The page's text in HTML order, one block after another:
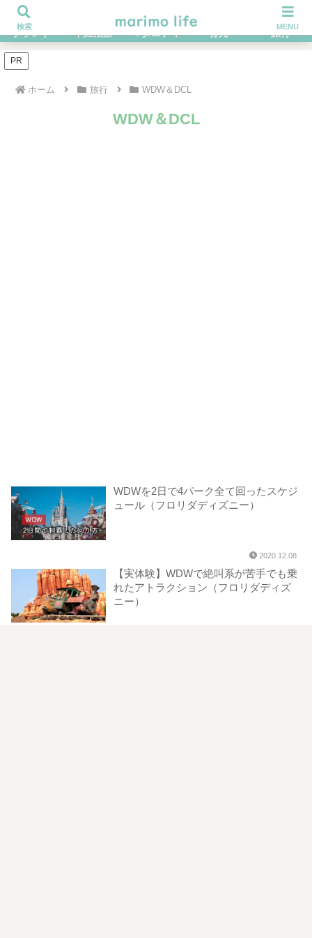
ブランド 不妊治療 マタニティ 育児 旅行
PR
ホーム 旅行 WDW＆DCL
WDW＆DCL
WDWを2日で4パーク全て回ったスケジ
ュール（フロリダディズニー）
2020.12.08
【実体験】WDWで絶叫系が苦手でも乗
れたアトラクション（フロリダディズ
ニー）
検索 MENU